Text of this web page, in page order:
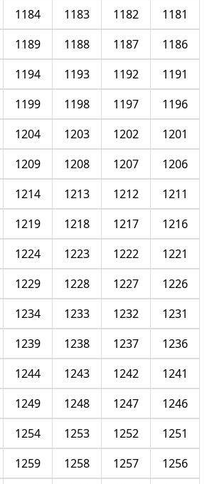
1181
1182
1183
1184
1186
1187
1188
1189
1191
1192
1193
1194
1196
1197
1198
1199
1201
1202
1203
1204
1206
1207
1208
1209
1211
1212
1213
1214
1216
1217
1218
1219
1221
1222
1223
1224
1226
1227
1228
1229
1231
1232
1233
1234
1236
1237
1238
1239
1241
1242
1243
1244
1246
1247
1248
1249
1251
1252
1253
1254
1256
1257
1258
1259